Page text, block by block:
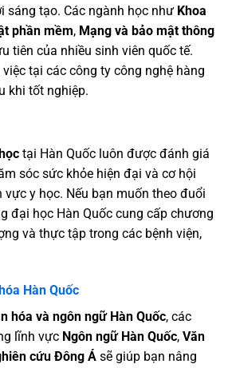
sáng tạo. Các ngành học như Khoa
phần mềm, Mạng và bảo mật thông
tiên của nhiều sinh viên quốc tế.
tại các công ty công nghệ hàng
khi tốt nghiệp.
tại Hàn Quốc luôn được đánh giá
sóc sức khỏe hiện đại và cơ hội
y học. Nếu bạn muốn theo đuổi
đại học Hàn Quốc cung cấp chương
và thực tập trong các bệnh viện,
Hàn Quốc
hóa và ngôn ngữ Hàn Quốc, các
lĩnh vực Ngôn ngữ Hàn Quốc, Văn
cứu Đông Á sẽ giúp bạn nâng